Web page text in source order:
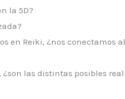
la 5D?
en Reiki, ¿nos conectamos
las distintas posibles